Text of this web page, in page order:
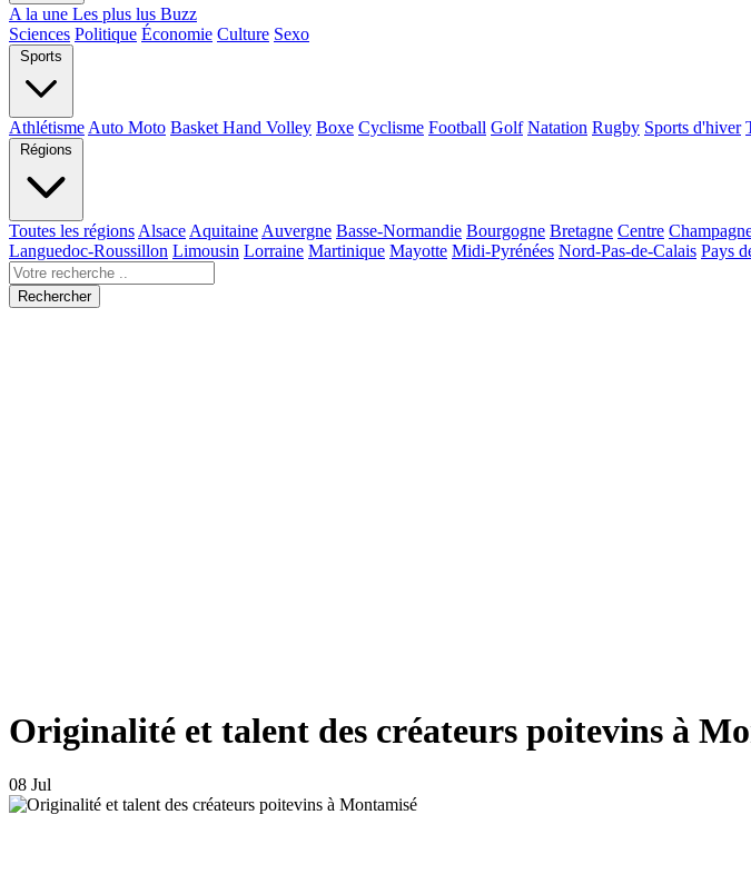
A la une Les plus lus Buzz
Sciences Politique Économie Culture Sexo
Sports
Athlétisme Auto Moto Basket Hand Volley Boxe Cyclisme Football Golf Natation Rugby Sports d'hiver
Régions
Toutes les régions Alsace Aquitaine Auvergne Basse-Normandie Bourgogne Bretagne Centre
Languedoc-Roussillon Limousin Lorraine Martinique Mayotte Midi-Pyrénées Nord-Pas-de-Calais Pays
Rechercher
Originalité et talent des créateurs poitevins à
08 Jul